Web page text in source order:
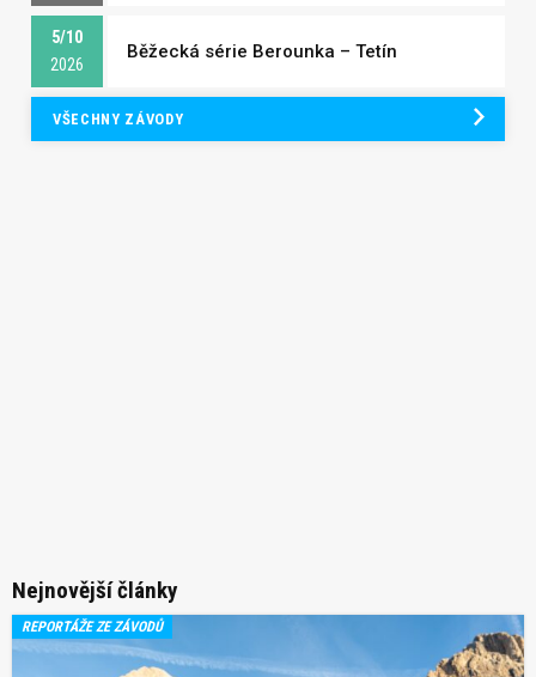
5/10
2026
Běžecká série Berounka – Tetín
VŠECHNY ZÁVODY
Nejnovější články
REPORTÁŽE ZE ZÁVODŮ